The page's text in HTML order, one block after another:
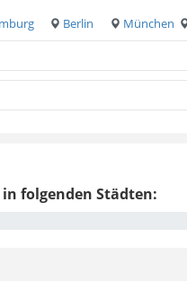
Berlin München
in folgenden Städten: